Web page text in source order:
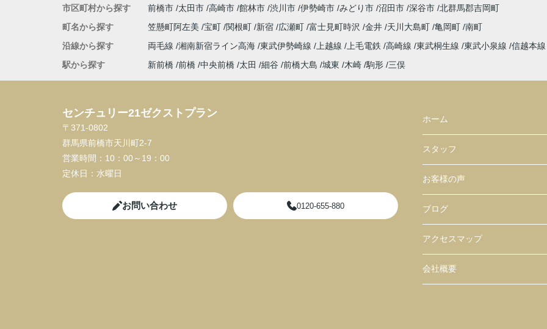
市区町村から探す 前橋市 太田市 高崎市 館林市 渋川市 伊勢崎市 みどり市 沼田市 深谷市 北群馬郡吉岡町
町名から探す
笠懸町阿左美 宝町 関根町 新宿 広瀬町 富士見町時沢 金井 天川大島町 亀岡町 南町
沿線から探す
両毛線 湘南新宿ライン高海 東武伊勢崎線 上越線 上毛電鉄 高崎線 東武桐生線 東武小泉線 信越本
駅から探す
新前橋 前橋 中央前橋 太田 細谷 前橋大島 城東 木崎 駒形 三俣
センチュリー21ゼクストプラン
〒371-0802
群馬県前橋市天川町2-7
営業時間： 10：00～19：00
定休日： 水曜日
お問い合わせ 0120-655-880
ホーム
スタッフ
お客様の声
ブログ
アクセスマップ
会社概要